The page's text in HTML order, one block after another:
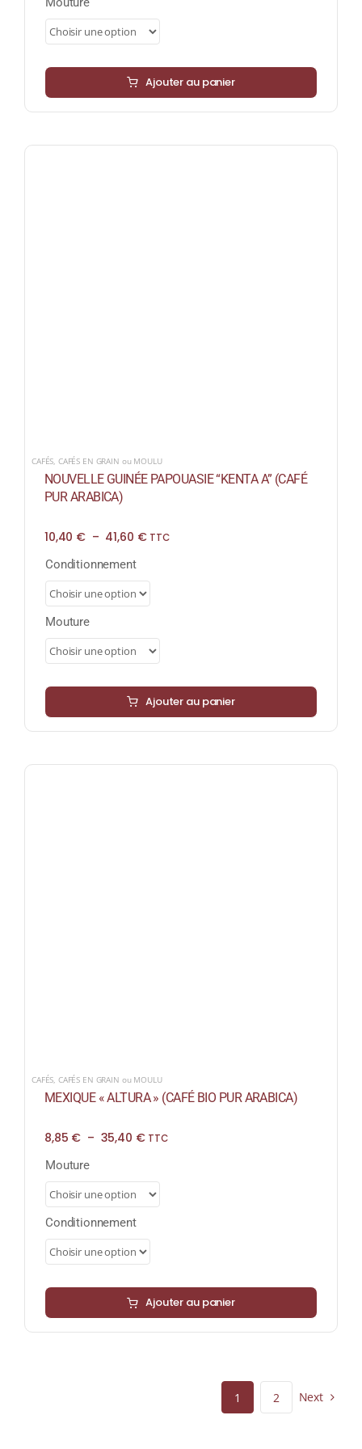
Ajouter au panier
CAFÉS CAFÉS EN GRAIN ou MOULU
NOUVELLE GUINÉE PAPOUASIE “KENTA A” (CAFÉ
PUR ARABICA)
10,40 € – 41,60 €Plage
à
TTC
Conditionnement
Mouture
Ajouter au panier
CAFÉS, CAFÉS EN GRAIN ou MOULU
MEXIQUE « ALTURA » (CAFÉ BIO PUR ARABICA)
8,85 € – 35,40 €Plage
à
35,40 €
TTC
Mouture
Conditionnement
Ajouter au panier
1 2 Next